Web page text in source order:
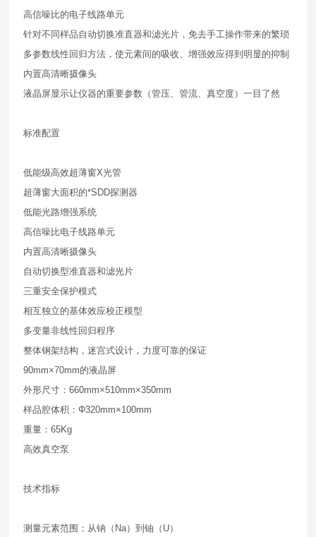
高信噪比的电子线路单元
针对不同样品自动切换准直器和滤光片，免去手工操作带来的繁琐
多参数线性回归方法，使元素间的吸收、增强效应得到明显的抑制
内置高清晰摄像头
液晶屏显示让仪器的重要参数（管压、管流、真空度）一目了然
标准配置
低能级高效超薄窗X光管
超薄窗大面积的*SDD探测器
低能光路增强系统
高信噪比电子线路单元
内置高清晰摄像头
自动切换型准直器和滤光片
三重安全保护模式
相互独立的基体效应校正模型
多变量非线性回归程序
整体钢架结构，迷宫式设计，力度可靠的保证
90mm×70mm的液晶屏
外形尺寸：660mm×510mm×350mm
样品腔体积：Φ320mm×100mm
重量：65Kg
高效真空泵
技术指标
测量元素范围：从钠（Na）到铀（U）